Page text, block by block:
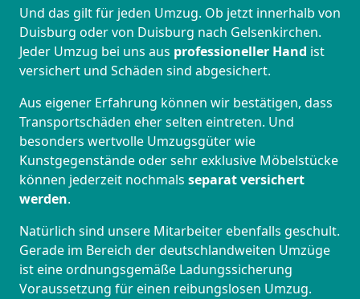
Und das gilt für jeden Umzug. Ob jetzt innerhalb von
Duisburg oder von Duisburg nach Gelsenkirchen.
Jeder Umzug bei uns aus professioneller Hand ist
versichert und Schäden sind abgesichert.
Aus eigener Erfahrung können wir bestätigen, dass
Transportschäden eher selten eintreten. Und
besonders wertvolle Umzugsgüter wie
Kunstgegenstände oder sehr exklusive Möbelstücke
können jederzeit nochmals separat versichert
werden.
Natürlich sind unsere Mitarbeiter ebenfalls geschult.
Gerade im Bereich der deutschlandweiten Umzüge
ist eine ordnungsgemäße Ladungssicherung
Voraussetzung für einen reibungslosen Umzug.